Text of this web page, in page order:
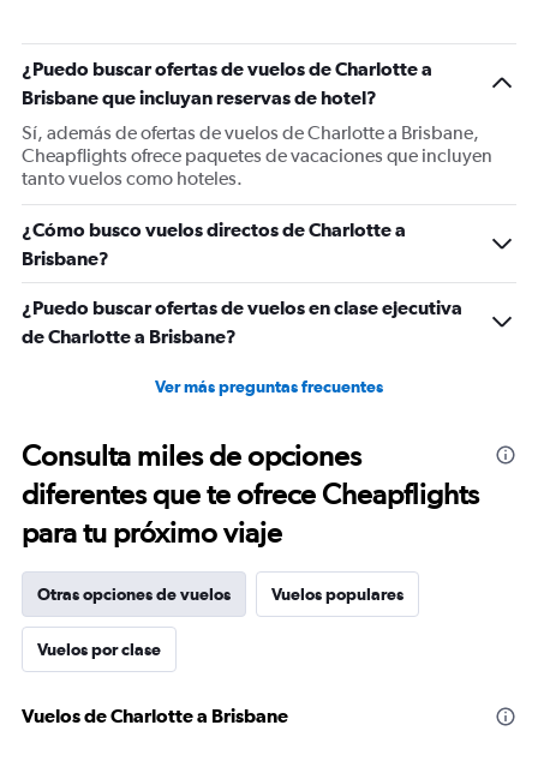
Y
axis
displaying
values.
Range:
0
2400.
¿Puedo buscar ofertas de vuelos de Charlotte a
Brisbane que incluyan reservas de hotel?
Sí, además de ofertas de vuelos de Charlotte a Brisbane,
Cheapflights ofrece paquetes de vacaciones que incluyen
tanto vuelos como hoteles.
¿Cómo busco vuelos directos de Charlotte a
Brisbane?
¿Puedo buscar ofertas de vuelos en clase ejecutiva
de Charlotte a Brisbane?
Ver más preguntas frecuentes
Consulta miles de opciones
diferentes que te ofrece Cheapflights
para tu próximo viaje
Otras opciones de vuelos Vuelos populares
Vuelos por clase
Vuelos de Charlotte a Brisbane